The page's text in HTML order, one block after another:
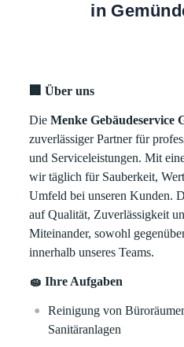
in
🏢 Über uns
DieMenke Gebäudeservice
zuverlässiger Partner für
und Serviceleistungen. Mit
wir täglich für Sauberkeit,
Umfeld bei unseren Kunden.
auf Qualität, Zuverlässigkeit
Miteinander, sowohl
innerhalb unseres Teams.
🧽 Ihre Aufgaben
Reinigung von
Sanitäranlagen